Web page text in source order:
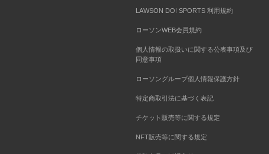
LAWSON DO! SPORTS 利用規約
ローソンWEB会員規約
個人情報の取扱いに関する公表事項及び
同意事項
ローソングループ個人情報保護方針
特定商取引法に基づく表記
チケット販売等に関する規定
NFT販売等に関する規定